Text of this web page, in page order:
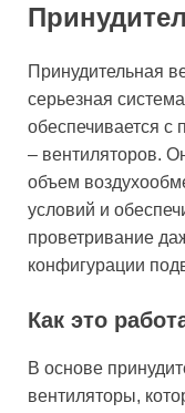
Принудительная
серьезная
обеспечивается с
– вентиляторов.
объем
условий и
проветривание
конфигурации
Как это
В основе
вентиляторы,